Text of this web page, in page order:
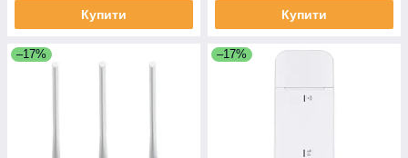
Купити Купити
–17% –17%